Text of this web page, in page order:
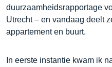
duurzaamheidsrapportage
Utrecht – en vandaag deelt
appartement en buurt.
In eerste instantie kwam ik